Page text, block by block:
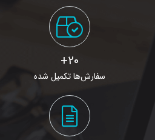
20+
سفارش‌ها تکمیل شده